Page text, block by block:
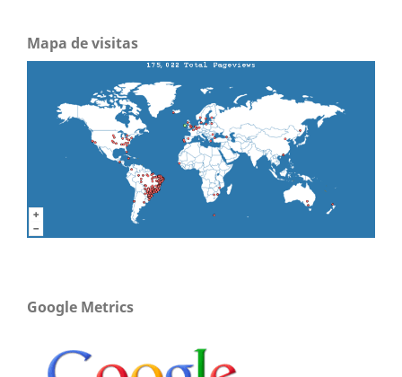
Mapa de visitas
Google Metrics